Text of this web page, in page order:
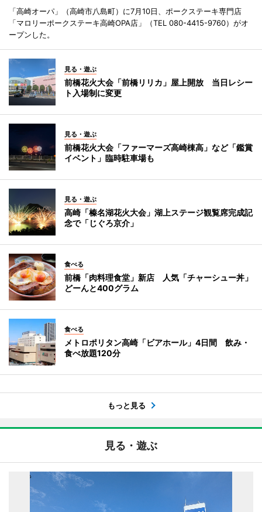
「高崎オーパ」（高崎市八島町）に7月10日、ポークステーキ専門店
「マロリーポークステーキ高崎OPA店」（TEL 080-4415-9760）がオ
ープンした。
見る・遊ぶ
前橋花火大会「前橋リリカ」屋上開放 当日レシー
ト入場制に変更
見る・遊ぶ
前橋花火大会「ファーマーズ高崎棟高」など「鑑賞
イベント」臨時駐車場も
見る・遊ぶ
高崎「榛名湖花火大会」湖上ステージ観覧席完成記
念で「じぐろ京介」
食べる
前橋「肉料理食堂」新店 人気「チャーシュー丼」
どーんと400グラム
食べる
メトロポリタン高崎「ビアホール」4日間 飲み・
食べ放題120分
もっと見る
見る・遊ぶ